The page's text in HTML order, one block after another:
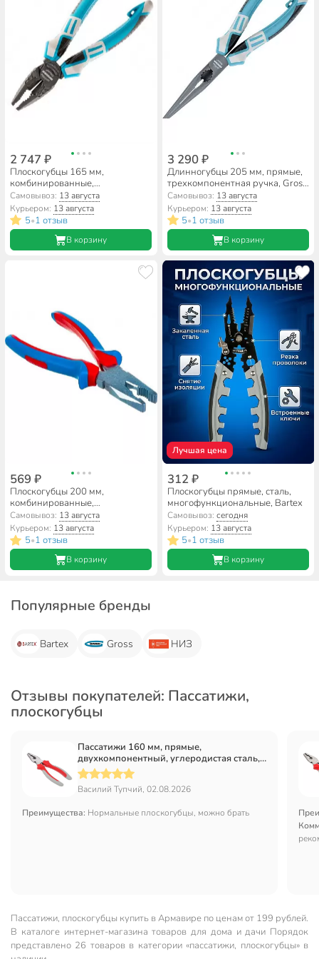
2 747 ₽
Плоскогубцы 165 мм,
комбинированные,
трехкомпонентная ручка, Gross,
16972
Самовывоз: 13 августа
Курьером: 13 августа
5•1 отзыв
В корзину
3 290 ₽
Длинногубцы 205 мм, прямые,
трехкомпонентная ручка, Gross,
17171
Самовывоз: 13 августа
Курьером: 13 августа
5•1 отзыв
В корзину
569 ₽
Плоскогубцы 200 мм,
комбинированные,
двухкомпонентный, цинк, НИЗ,
23604215
Самовывоз: 13 августа
Курьером: 13 августа
5•1 отзыв
В корзину
Лучшая цена
312 ₽
Плоскогубцы прямые, сталь,
многофункциональные, Bartex
Самовывоз: сегодня
Курьером: 13 августа
5•1 отзыв
В корзину
Популярные бренды
Bartex Gross НИЗ
Отзывы покупателей: Пассатижи,
плоскогубцы
Пассатижи 160 мм, прямые,
двухкомпонентный, углеродистая сталь,
Bartex, Стандарт, 110012
Василий Тупчий, 02.08.2026
Преимущества: Нормальные плоскогубцы, можно брать
Пассатижи, плоскогубцы купить в Армавире по ценам от 199 рублей.
В каталоге интернет-магазина товаров для дома и дачи Порядок
представлено 26 товаров в категории «пассатижи, плоскогубцы» в